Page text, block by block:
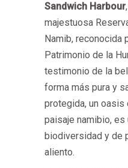
Sandwich Harbour
majestuosa
Namib, reconocida
Patrimonio de la
testimonio de la
forma más pura y
protegida, un oasis
paisaje namibio, es
biodiversidad y de
aliento.